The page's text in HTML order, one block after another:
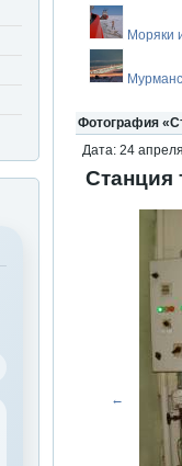
Моряки
Фотография
Дата: 24
Станция
←